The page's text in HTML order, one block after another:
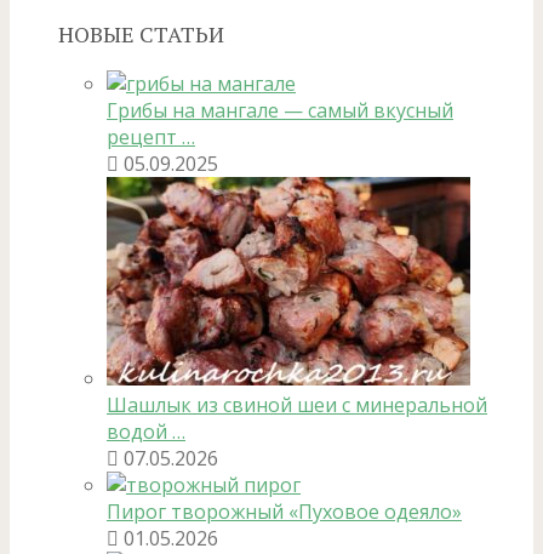
НОВЫЕ СТАТЬИ
Грибы на мангале — самый вкусный
рецепт …
05.09.2025
Шашлык из свиной шеи с минеральной
водой …
07.05.2026
Пирог творожный «Пуховое одеяло»
01.05.2026